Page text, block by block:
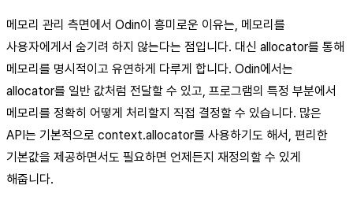
메모리 관리 측면에서 Odin이 흥미로운 이유는, 메모리를
사용자에게서 숨기려 하지 않는다는 점입니다. 대신 allocator를 통해
메모리를 명시적이고 유연하게 다루게 합니다. Odin에서는
allocator를 일반 값처럼 전달할 수 있고, 프로그램의 특정 부분에서
메모리를 정확히 어떻게 처리할지 직접 결정할 수 있습니다. 많은
API는 기본적으로 context.allocator를 사용하기도 해서, 편리한
기본값을 제공하면서도 필요하면 언제든지 재정의할 수 있게
해줍니다.